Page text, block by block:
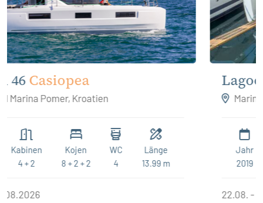
Lagoon 40
Marina Tehnomont Veruda, Pula, Kroatien
Jahr
2019
Kabinen
Kojen
8 + 2 + 2
Länge
11.74 m
22.08. - 29.08.2026